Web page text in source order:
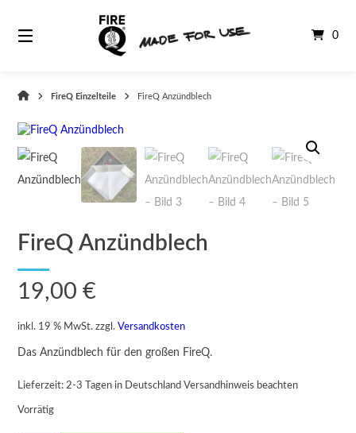
Inhalt
0
FireQ
FireQ Einzelteile FireQ Anzündblech
FireQ Anzündblech
19,00€
inkl. 19 % MwSt. zzgl.Versandkosten
Das Anzündblech für den großen FireQ.
Lieferzeit: 2-3 Tagen in Deutschland Versandhinweis beachten
Vorrätig